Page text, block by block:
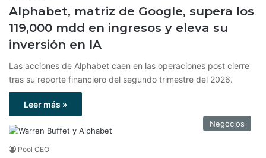
Alphabet, matriz de Google, supera los
119,000 mdd en ingresos y eleva su
inversión en IA
Las acciones de Alphabet caen en las operaciones post cierre
tras su reporte financiero del segundo trimestre del 2026.
Leer más »
Negocios
Pool CEO